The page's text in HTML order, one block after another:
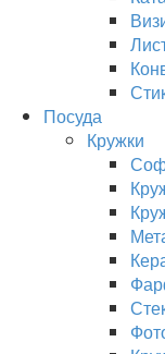
Посуда
Кружки